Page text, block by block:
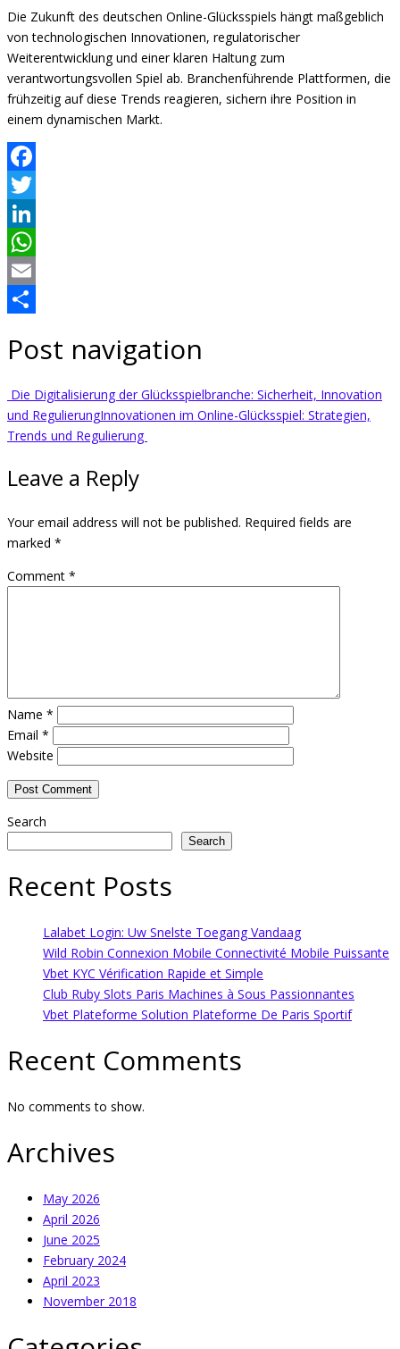
Die Zukunft des deutschen Online-Glücksspiels hängt maßgeblich
von technologischen Innovationen, regulatorischer
Weiterentwicklung und einer klaren Haltung zum
verantwortungsvollen Spiel ab. Branchenführende Plattformen, die
frühzeitig auf diese Trends reagieren, sichern ihre Position in
einem dynamischen Markt.
Facebook
Twitter
LinkedIn
WhatsApp
Email
Post navigation
Die Digitalisierung der Glücksspielbranche: Sicherheit, Innovation
und RegulierungInnovationen im Online-Glücksspiel: Strategien,
Trends und Regulierung
Leave a Reply
Your email address will not be published. Required fields are
marked *
Comment *
Name *
Email *
Website
Search
Search
Recent Posts
Lalabet Login: Uw Snelste Toegang Vandaag
Wild Robin Connexion Mobile Connectivité Mobile Puissante
Vbet KYC Vérification Rapide et Simple
Club Ruby Slots Paris Machines à Sous Passionnantes
Vbet Plateforme Solution Plateforme De Paris Sportif
Recent Comments
No comments to show.
Archives
May 2026
April 2026
June 2025
February 2024
April 2023
November 2018